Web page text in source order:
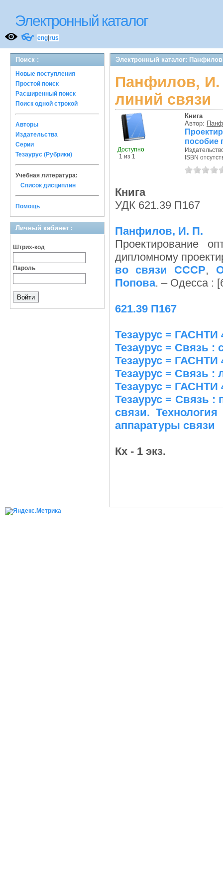
Электронный каталог
👓 eng rus
Поиск :
Новые поступления
Простой поиск
Расширенный поиск
Поиск одной строкой
Авторы
Издательства
Серии
Тезаурус (Рубрики)
Учебная литература:
Список дисциплин
Помощь
Личный кабинет :
Штрих-код
Пароль
Электронный каталог:
Панфилов, И.
линий связи
Доступно
1 из 1
Книга
Автор:
пособие
ISBN
Книга
УДК 621.39 П167
Панфилов, И. П.
Проектирование
дипломному
во связи СССР,
Попова. – Одесса :
621.39 П167
Тезаурус = ГАСНТИ
Тезаурус = Связь :
Тезаурус = ГАСНТИ
Тезаурус = Связь :
Тезаурус = ГАСНТИ
Тезаурус = Связь :
связи.
аппаратуры связи
Кх - 1 экз.